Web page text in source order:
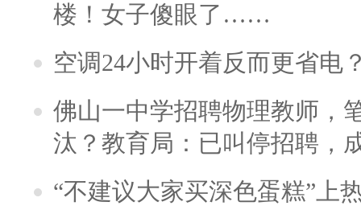
楼！女子傻眼了……
空调24小时开着反而更省电
佛山一中学招聘物理教师，
汰？教育局：已叫停招聘，
“不建议大家买深色蛋糕”上